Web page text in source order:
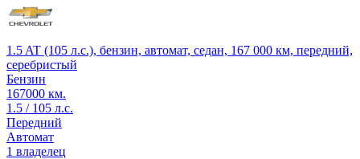
1.5 AT (105 л.с.), бензин, автомат, седан, 167 000 км, передний,
серебристый
Бензин
167000 км.
1.5 / 105 л.с.
Передний
Автомат
1 владелец